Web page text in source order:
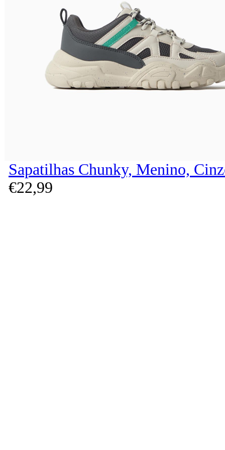
Sapatilhas Chunky, Menino,
€22,99